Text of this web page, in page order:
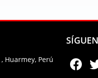
Huarmey, Perú